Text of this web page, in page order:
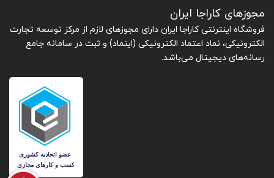
مجوزهای کاراجا ایران
فروشگاه اینترنتی کاراجا ایران دارای مجوزهای لازم از مرکز توسعه تجارت
الکترونیکی، نماد اعتماد الکترونیکی (اینماد) و ثبت در سامانه جامع
رسانه‌های دیجیتال می‌باشد.